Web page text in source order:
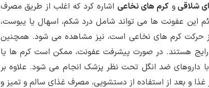
شلاقی و کرم های نخاعی اشاره کرد که اغلب از طریق مصرف
این عفونت ها می تواند شامل درد شکم، اسهال یا یبوست،
حرکت کرم های نخاعی است، نیز مشاهده می شود. همچنین
هستند. در صورت پیشرفت عفونت، ممکن است کرم ها یا
داروهای ضد انگل تحت نظر پزشک انجام می شود. علاوه بر
و بعد از استفاده از دستشویی، مصرف غذای سالم و تمیز و